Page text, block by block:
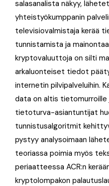
salasanalista näkyy,
yhteistyökumppanin
televisiovalmistaja kerää
tunnistamista ja
kryptovaluuttoja on silti
arkaluonteiset tiedot
internetin pilvipalveluihin.
data on altis tietomurroille
tietoturva-asiantuntijat
tunnistusalgoritmit
pystyy analysoimaan
teoriassa poimia myös
periaatteessa ACR:n
kryptolompakon